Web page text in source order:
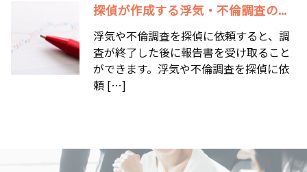
探偵が作成する浮気・不倫調査の...
浮気や不倫調査を探偵に依頼すると、調
査が終了した後に報告書を受け取ること
ができます。浮気や不倫調査を探偵に依
頼 […]